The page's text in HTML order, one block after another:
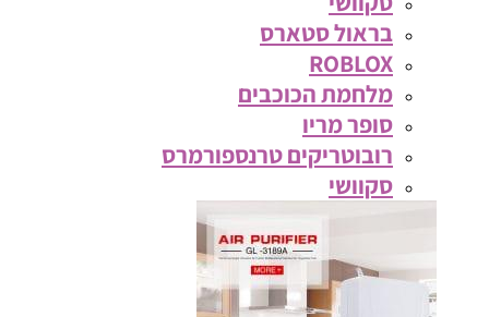
בראול סטארס
ROBLOX
מלחמת הכוכבים
סופר מריו
רובוטריקים טרנספורמרס
סקוושי